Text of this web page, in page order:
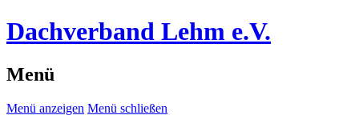
Dachverband Lehm e.V.
Menü
Menü anzeigen Menü schließen